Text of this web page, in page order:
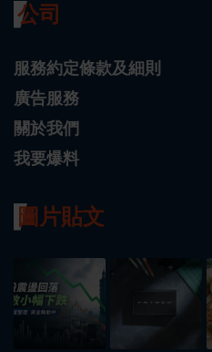
公司
服務約定條款及細則
廣告服務
關於我們
我要爆料
圖片貼文